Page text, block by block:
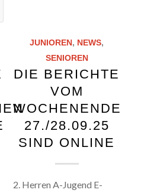
JUNIOREN, NEWS,
SENIOREN
DIE BERICHTE
VOM
WOCHENENDE
27./28.09.25
SIND ONLINE
2. Herren A-Jugend E-